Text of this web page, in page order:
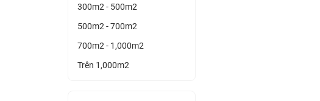
300m2 - 500m2
500m2 - 700m2
700m2 - 1,000m2
Trên 1,000m2